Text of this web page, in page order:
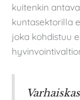
kuitenkin
kuntasektorilla
joka kohdistuu